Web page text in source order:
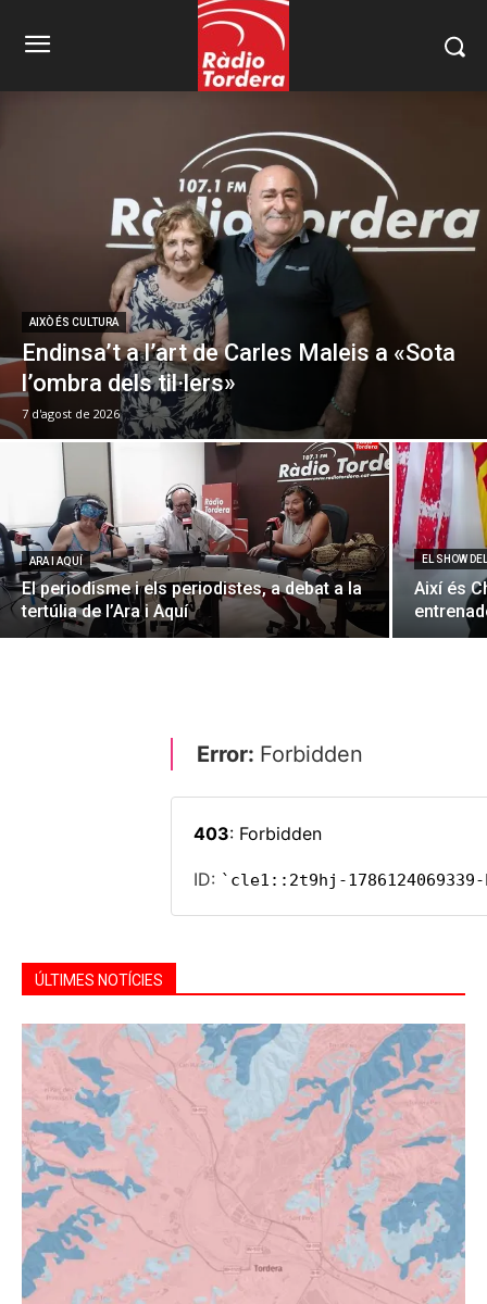
AIXÒ ÉS CULTURA
Endinsa’t a l’art de Carles Maleis a «Sota
l’ombra dels til·lers»
7 d'agost de 2026
ARA I AQUÍ
El periodisme i els periodistes, a debat a la
tertúlia de l’Ara i Aquí
EL SHOW
Així és
ÚLTIMES NOTÍCIES